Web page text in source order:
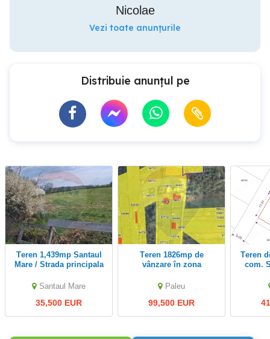
Nicolae
Vezi toate anunțurile
Distribuie anunțul pe
Teren 1,439mp Santaul
Mare / Strada principala
Santaul Mare
35,500 EUR
Teren 1826mp de
vânzare în zona
Paleu
99,500 EUR
Teren de vânzare Cihei,
com.